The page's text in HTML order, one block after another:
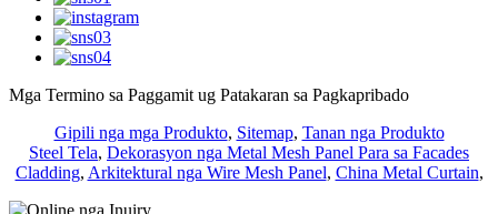
Mga Termino sa Paggamit ug Patakaran sa Pagkapribado
Gipili nga mga Produkto, Sitemap, Tanan nga Produkto
Steel Tela, Dekorasyon nga Metal Mesh Panel Para sa Facades
Cladding, Arkitektural nga Wire Mesh Panel, China Metal Curtain,